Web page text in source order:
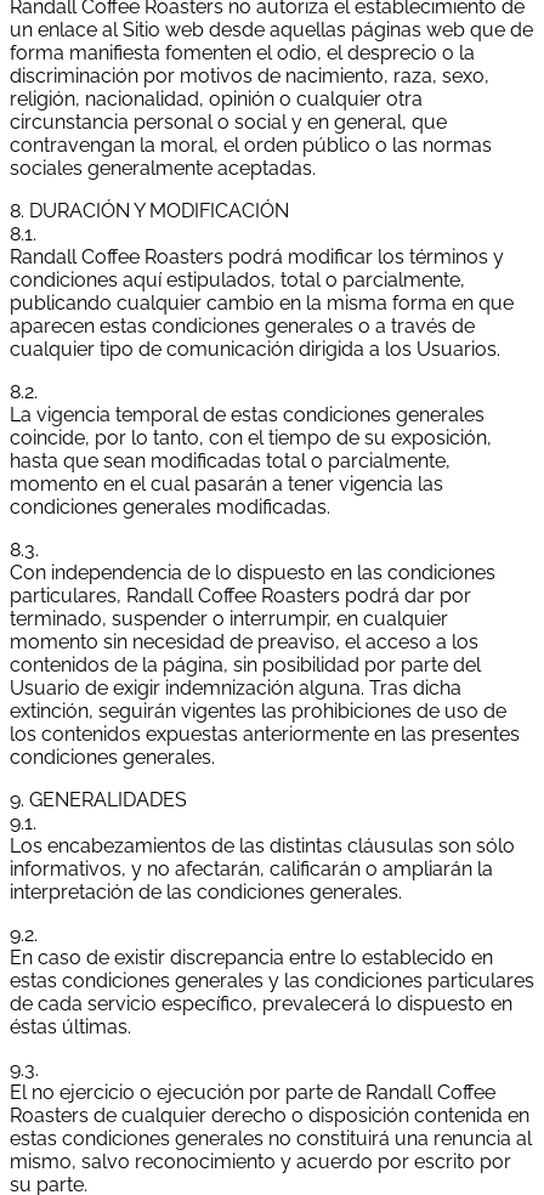
Randall Coffee Roasters no autoriza el establecimiento de
un enlace al Sitio web desde aquellas páginas web que de
forma manifiesta fomenten el odio, el desprecio o la
discriminación por motivos de nacimiento, raza, sexo,
religión, nacionalidad, opinión o cualquier otra
circunstancia personal o social y en general, que
contravengan la moral, el orden público o las normas
sociales generalmente aceptadas.
8. DURACIÓN Y MODIFICACIÓN
8.1.
Randall Coffee Roasters podrá modificar los términos y
condiciones aquí estipulados, total o parcialmente,
publicando cualquier cambio en la misma forma en que
aparecen estas condiciones generales o a través de
cualquier tipo de comunicación dirigida a los Usuarios.
8.2.
La vigencia temporal de estas condiciones generales
coincide, por lo tanto, con el tiempo de su exposición,
hasta que sean modificadas total o parcialmente,
momento en el cual pasarán a tener vigencia las
condiciones generales modificadas.
8.3.
Con independencia de lo dispuesto en las condiciones
particulares, Randall Coffee Roasters podrá dar por
terminado, suspender o interrumpir, en cualquier
momento sin necesidad de preaviso, el acceso a los
contenidos de la página, sin posibilidad por parte del
Usuario de exigir indemnización alguna. Tras dicha
extinción, seguirán vigentes las prohibiciones de uso de
los contenidos expuestas anteriormente en las presentes
condiciones generales.
9. GENERALIDADES
9.1.
Los encabezamientos de las distintas cláusulas son sólo
informativos, y no afectarán, calificarán o ampliarán la
interpretación de las condiciones generales.
9.2.
En caso de existir discrepancia entre lo establecido en
estas condiciones generales y las condiciones particulares
de cada servicio específico, prevalecerá lo dispuesto en
éstas últimas.
9.3.
El no ejercicio o ejecución por parte de Randall Coffee
Roasters de cualquier derecho o disposición contenida en
estas condiciones generales no constituirá una renuncia al
mismo, salvo reconocimiento y acuerdo por escrito por
su parte.